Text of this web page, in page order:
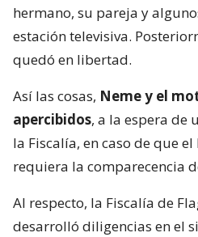
hermano, su pareja y
estación televisiva.
quedó en libertad.
Así las cosas, Neme y el
apercibidos, a la espera de
la Fiscalía, en caso de que
requiera la comparecencia
Al respecto, la Fiscalía de
desarrolló diligencias en el